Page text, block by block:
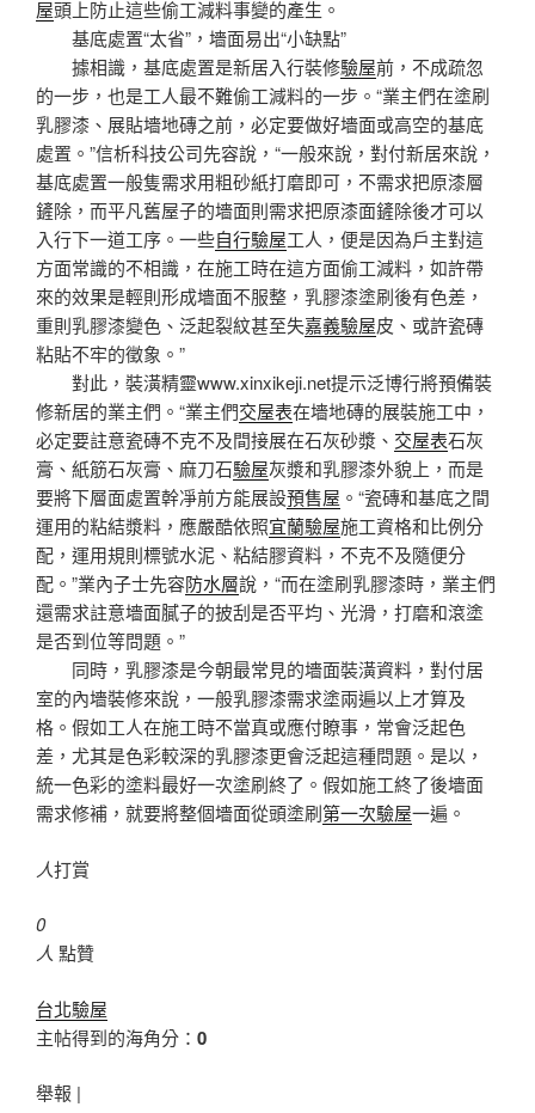
屋頭上防止這些偷工減料事變的產生。
基底處置“太省”，墻面易出“小缺點”
據相識，基底處置是新居入行裝修驗屋前，不成疏忽
的一步，也是工人最不難偷工減料的一步。“業主們在塗刷
乳膠漆、展貼墻地磚之前，必定要做好墻面或高空的基底
處置。”信析科技公司先容說，“一般來說，對付新居來說，
基底處置一般隻需求用粗砂紙打磨即可，不需求把原漆層
鏟除，而平凡舊屋子的墻面則需求把原漆面鏟除後才可以
入行下一道工序。一些自行驗屋工人，便是因為戶主對這
方面常識的不相識，在施工時在這方面偷工減料，如許帶
來的效果是輕則形成墻面不服整，乳膠漆塗刷後有色差，
重則乳膠漆變色、泛起裂紋甚至失嘉義驗屋皮、或許瓷磚
粘貼不牢的徵象。”
對此，裝潢精靈www.xinxikeji.net提示泛博行將預備裝
修新居的業主們。“業主們交屋表在墻地磚的展裝施工中，
必定要註意瓷磚不克不及間接展在石灰砂漿、 交屋表石灰
膏、紙筋石灰膏、麻刀石驗屋灰漿和乳膠漆外貌上，而是
要將下層面處置幹凈前方能展設預售屋 。“瓷磚和基底之間
運用的粘結漿料，應嚴酷依照宜蘭驗屋施工資格和比例分
配，運用規則標號水泥、粘結膠資料，不克不及隨便分
配。”業內子士先容防水層說，“而在塗刷乳膠漆時，業主們
還需求註意墻面膩子的披刮是否平均、光滑，打磨和滾塗
是否到位等問題。”
同時，乳膠漆是今朝最常見的墻面裝潢資料，對付居
室的內墻裝修來說，一般乳膠漆需求塗兩遍以上才算及
格。假如工人在施工時不當真或應付瞭事，常會泛起色
差，尤其是色彩較深的乳膠漆更會泛起這種問題。是以，
統一色彩的塗料最好一次塗刷終了。假如施工終了後墻面
需求修補，就要將整個墻面從頭塗刷第一次驗屋一遍。
人打賞
0
人 點贊
台北驗屋
主帖得到的海角分： 0
舉報 |